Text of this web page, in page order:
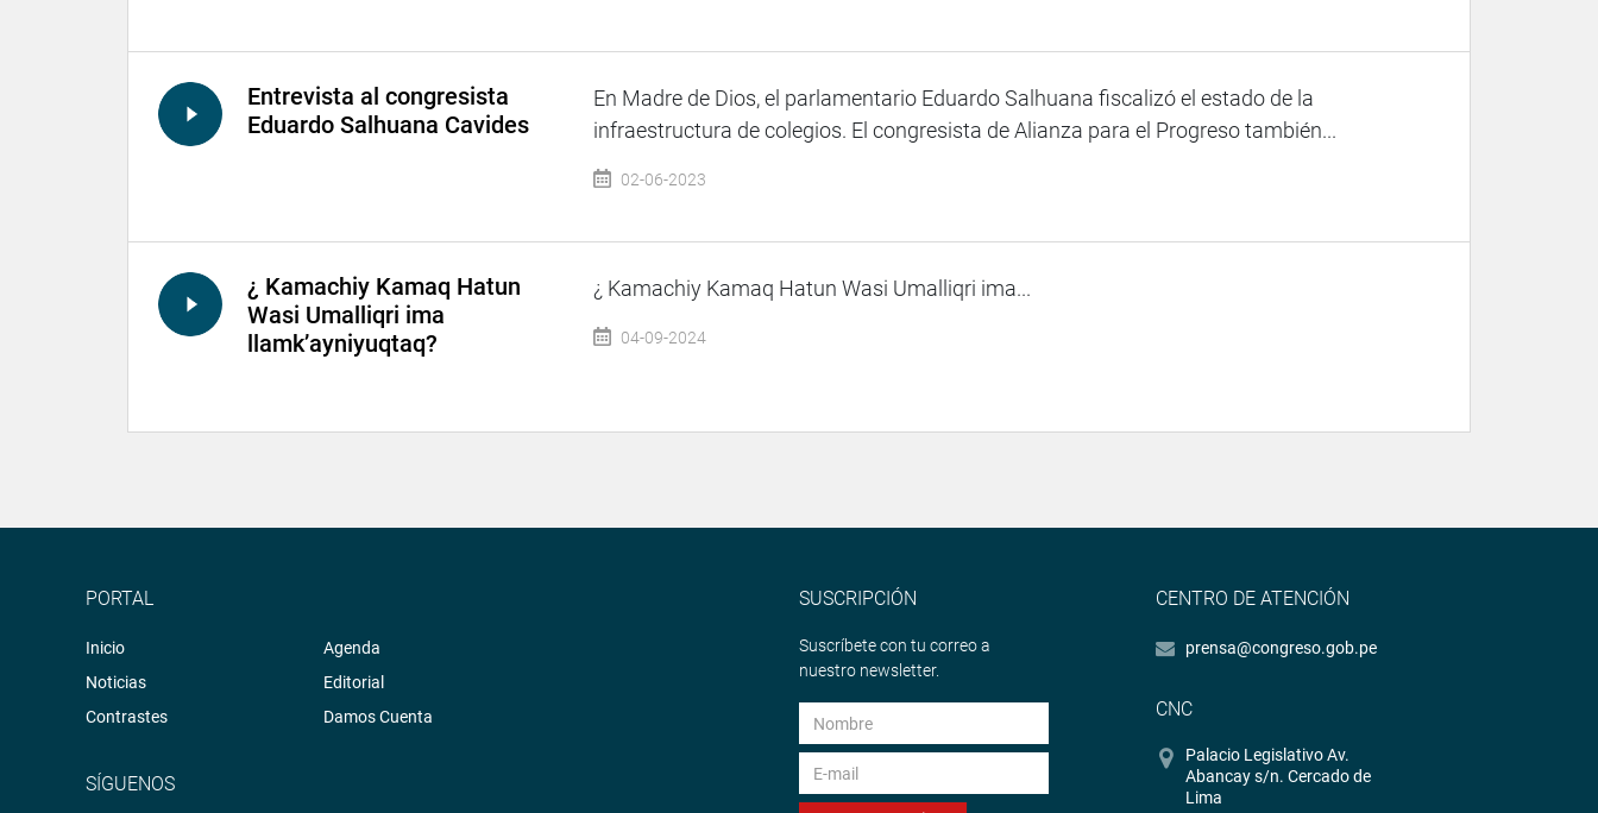
Entrevista al congresista
Eduardo Salhuana Cavides
En Madre de Dios, el parlamentario Eduardo Salhuana fiscalizó el estado de la
infraestructura de colegios. El congresista de Alianza para el Progreso también...
02-06-2023
¿ Kamachiy Kamaq Hatun
Wasi Umalliqri ima
llamk’ayniyuqtaq?
¿ Kamachiy Kamaq Hatun Wasi Umalliqri ima...
04-09-2024
PORTAL
Inicio
Noticias
Contrastes
Agenda
Editorial
Damos Cuenta
SÍGUENOS
SUSCRIPCIÓN
Suscríbete con tu correo a
nuestro newsletter.
CENTRO DE ATENCIÓN
prensa@congreso.gob.pe
CNC
Palacio Legislativo Av.
Abancay s/n. Cercado de
Lima